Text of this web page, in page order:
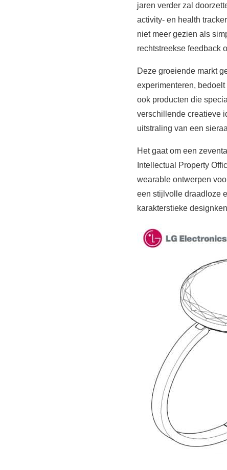
jaren verder zal
activity- en health
niet meer gezien als
rechtstreekse feedback
Deze groeiende markt
experimenteren,
ook producten die
verschillende creatieve
uitstraling van een
Het gaat om een
Intellectual Property
wearable ontwerpen
een stijlvolle draadloze
karakterstieke